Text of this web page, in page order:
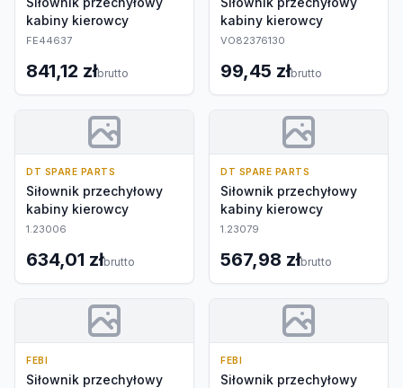
kabiny kierowcy
FE44637
841,12 złbrutto
kabiny kierowcy
VO82376130
99,45 złbrutto
DT SPARE PARTS
Siłownik przechyłowy
kabiny kierowcy
1.23006
634,01 złbrutto
DT SPARE PARTS
Siłownik przechyłowy
kabiny kierowcy
1.23079
567,98 złbrutto
FEBI
Siłownik przechyłowy
FEBI
Siłownik przechyłowy